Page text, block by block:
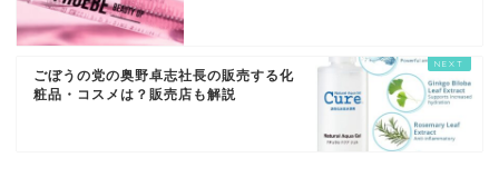
ごぼうの党の奥野卓志社長の販売する化
粧品・コスメは？販売店も解説